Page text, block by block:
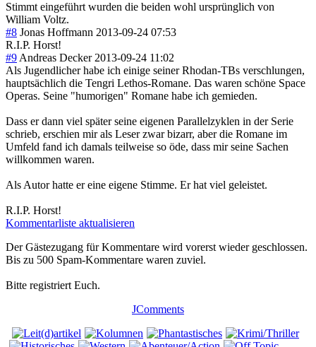
Stimmt eingeführt wurden die beiden wohl ursprünglich von
William Voltz.
#8 Jonas Hoffmann 2013-09-24 07:53
R.I.P. Horst!
#9Andreas Decker 2013-09-24 11:02
Als Jugendlicher habe ich einige seiner Rhodan-TBs verschlungen,
hauptsächlich die Tengri Lethos-Romane. Das waren schöne Space
Operas. Seine "humorigen" Romane habe ich gemieden.
Dass er dann viel später seine eigenen Parallelzyklen in der Serie
schrieb, erschien mir als Leser zwar bizarr, aber die Romane im
Umfeld fand ich damals teilweise so öde, dass mir seine Sachen
willkommen waren.
Als Autor hatte er eine eigene Stimme. Er hat viel geleistet.
R.I.P. Horst!
Kommentarliste aktualisieren
Der Gästezugang für Kommentare wird vorerst wieder geschlossen.
Bis zu 500 Spam-Kommentare waren zuviel.
Bitte registriert Euch.
JComments